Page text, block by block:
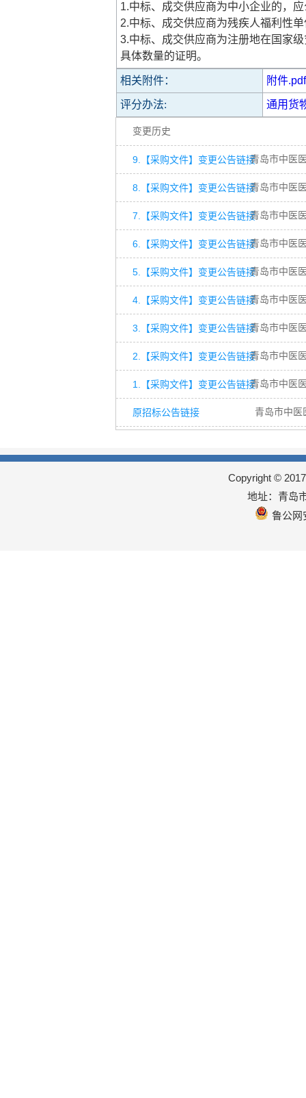
1.中标、成交供应商为中小企业的，
2.中标、成交供应商为残疾人福利性
3.中标、成交供应商为注册地在国家
具体数量的证明。
相关附件： 附件.pdf
评分办法: 通用货
变更历史
9.【采购文件】变更公告链接青岛市中医
8.【采购文件】变更公告链接青岛市中医
7.【采购文件】变更公告链接青岛市中医
6.【采购文件】变更公告链接青岛市中医
5.【采购文件】变更公告链接青岛市中医
4.【采购文件】变更公告链接青岛市中医
3.【采购文件】变更公告链接青岛市中医
2.【采购文件】变更公告链接青岛市中医
1.【采购文件】变更公告链接青岛市中医
原招标公告链接 青岛市中医
Copyright ©
地址：青岛
鲁公网